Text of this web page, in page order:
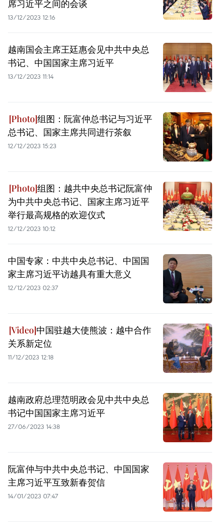
席习近平之间的会谈
13/12/2023 12:16
越南国会主席王廷惠会见中共中央总
书记、中国国家主席习近平
13/12/2023 11:14
组图：阮富仲总书记与习近平
总书记、国家主席共同进行茶叙
12/12/2023 15:23
组图：越共中央总书记阮富仲
为中共中央总书记、国家主席习近平
举行最高规格的欢迎仪式
12/12/2023 10:12
中国专家：中共中央总书记、中国国
家主席习近平访越具有重大意义
12/12/2023 02:37
中国驻越大使熊波：越中合作
关系新定位
11/12/2023 12:18
越南政府总理范明政会见中共中央总
书记中国国家主席习近平
27/06/2023 14:38
阮富仲与中共中央总书记、中国国家
主席习近平互致新春贺信
14/01/2023 07:47